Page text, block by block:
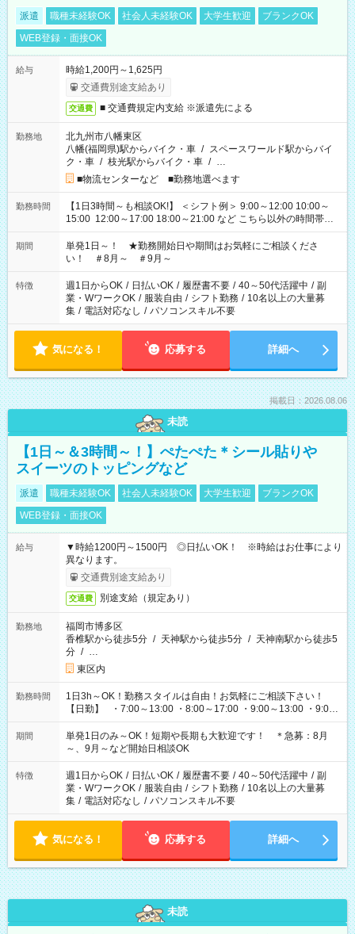
派遣 職種未経験OK 社会人未経験OK 大学生歓迎
ブランクOK
WEB登録・面接OK
給与
時給1,200円～1,625円
交通費別途支給あり
交通費 ■ 交通費規定内支給 ※派遣先による
勤務地
北九州市八幡東区
八幡(福岡県)駅からバイク・車 / スペースワールド駅からバイ
ク・車 / 枝光駅からバイク・車 / …
■物流センターなど ■勤務地選べます
勤務時間
【1日3時間～も相談OK!】 ＜シフト例＞ 9:00～12:00 10:00～
15:00 12:00～17:00 18:00～21:00 など こちら以外の時間帯も
お気軽にご相談ください！
期間
単発1日～！ ★勤務開始日や期間はお気軽にご相談くださ
い！ ＃8月～ ＃9月～
特徴 週1日からOK / 日払いOK / 履歴書不要 / 40～50代活躍中 / 副
業・WワークOK / 服装自由 / シフト勤務 / 10名以上の大量募
集 / 電話対応なし / パソコンスキル不要
気になる！ 応募する 詳細へ
掲載日：2026.08.06
未読
【1日～＆3時間～！】ぺたぺた＊シール貼りや
スイーツのトッピングなど
派遣 職種未経験OK 社会人未経験OK 大学生歓迎
ブランクOK
WEB登録・面接OK
給与
▼時給1200円～1500円 ◎日払いOK！ ※時給はお仕事により
異なります。
交通費別途支給あり
交通費 別途支給（規定あり）
勤務地
福岡市博多区
香椎駅から徒歩5分 / 天神駅から徒歩5分 / 天神南駅から徒歩5
分 / …
東区内
勤務時間
1日3h～OK！勤務スタイルは自由！お気軽にご相談下さい！
【日勤】 ・7:00～13:00 ・8:00～17:00 ・9:00～13:00 ・9:00
～18:00 ・10:00～19:00 ・13:00～18:00 ・15:00～20:00 ・
16:00～19:00 【夜勤】 ・17:00～21:00 ・18:00～23:00 ・
21:00～翌6:00 ・23:00～翌8:00 など（他時間多数あり！）
期間
単発1日のみ～OK！短期や長期も大歓迎です！ ＊急募：8月
～、9月～など開始日相談OK
特徴 週1日からOK / 日払いOK / 履歴書不要 / 40～50代活躍中 / 副
業・WワークOK / 服装自由 / シフト勤務 / 10名以上の大量募
集 / 電話対応なし / パソコンスキル不要
気になる！ 応募する 詳細へ
未読